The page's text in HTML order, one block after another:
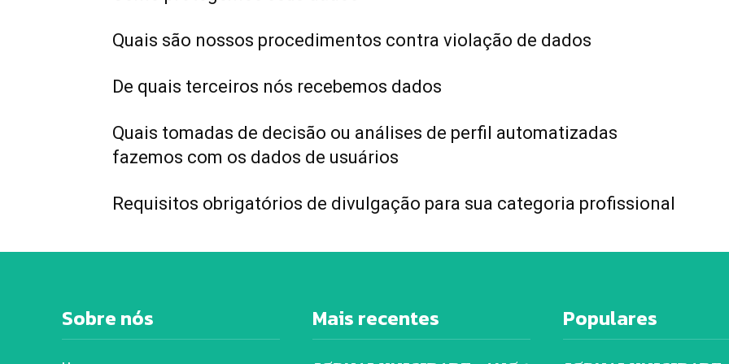
Quais são nossos procedimentos contra violação de dados
De quais terceiros nós recebemos dados
Quais tomadas de decisão ou análises de perfil automatizadas
fazemos com os dados de usuários
Requisitos obrigatórios de divulgação para sua categoria profissional
Sobre nós Mais recentes Populares